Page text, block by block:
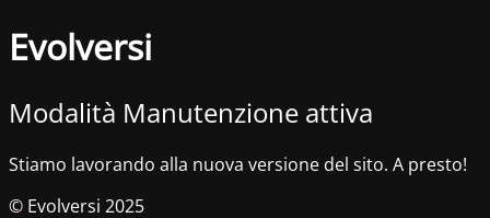
Evolversi
Modalità Manutenzione attiva
Stiamo lavorando alla nuova versione del sito. A presto!
© Evolversi 2025